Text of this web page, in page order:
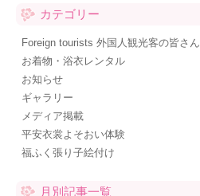
カテゴリー
Foreign tourists 外国人観光客の皆さん
お着物・浴衣レンタル
お知らせ
ギャラリー
メディア掲載
平安衣裳よそおい体験
福ふく張り子絵付け
月別記事一覧